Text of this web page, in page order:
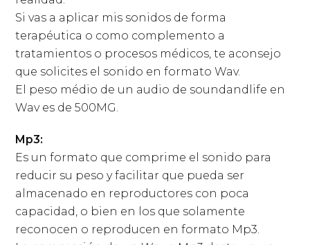
Si vas a aplicar mis sonidos de forma
terapéutica o como complemento a
tratamientos o procesos médicos, te aconsejo
que solicites el sonido en formato Wav.
El peso médio de un audio de soundandlife en
Wav es de 500MG.
Mp3:
Es un formato que comprime el sonido para
reducir su peso y facilitar que pueda ser
almacenado en reproductores con poca
capacidad, o bien en los que solamente
reconocen o reproducen en formato Mp3.